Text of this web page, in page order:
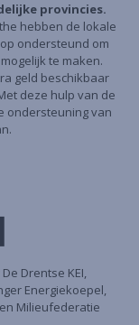
provincies.
hebben de lokale
ondersteund om
te maken.
geld beschikbaar
deze hulp van de
ondersteuning van
Drentse KEI,
Energiekoepel,
Milieufederatie